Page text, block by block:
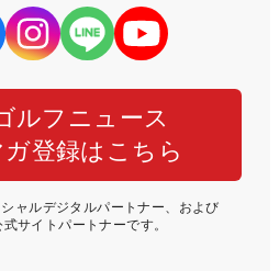
ルフニュース
登録はこちら
ャルデジタルパートナー、および
サイトパートナーです。